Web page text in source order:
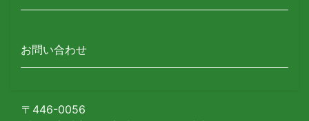
お問い合わせ
〒446-0056